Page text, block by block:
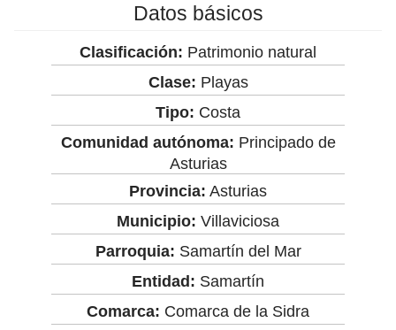
Datos básicos
Clasificación: Patrimonio natural
Clase: Playas
Tipo: Costa
Comunidad autónoma: Principado de
Asturias
Provincia: Asturias
Municipio: Villaviciosa
Parroquia: Samartín del Mar
Entidad: Samartín
Comarca: Comarca de la Sidra